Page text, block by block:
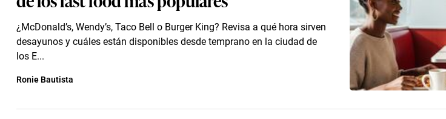
¿McDonald’s, Wendy’s, Taco Bell o Burger King? Revisa a qué hora sirven
desayunos y cuáles están disponibles desde temprano en la ciudad de
los E...
Ronie Bautista